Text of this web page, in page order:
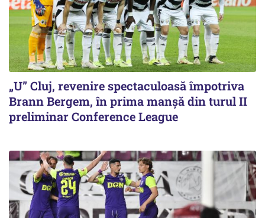
„U” Cluj, revenire spectaculoasă împotriva
Brann Bergem, în prima manșă din turul II
preliminar Conference League